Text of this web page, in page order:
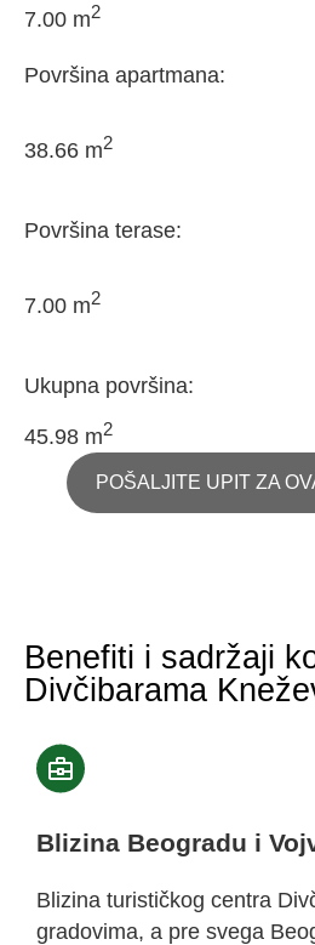
7.00 m2
Površina apartmana:
38.66 m2
Površina terase:
7.00 m2
Ukupna površina:
45.98 m2
POŠALJITE UPIT ZA
Benefiti i sadržaji
Divčibarama
Blizina Beogradu i
Blizina turističkog centra
gradovima, a pre svega